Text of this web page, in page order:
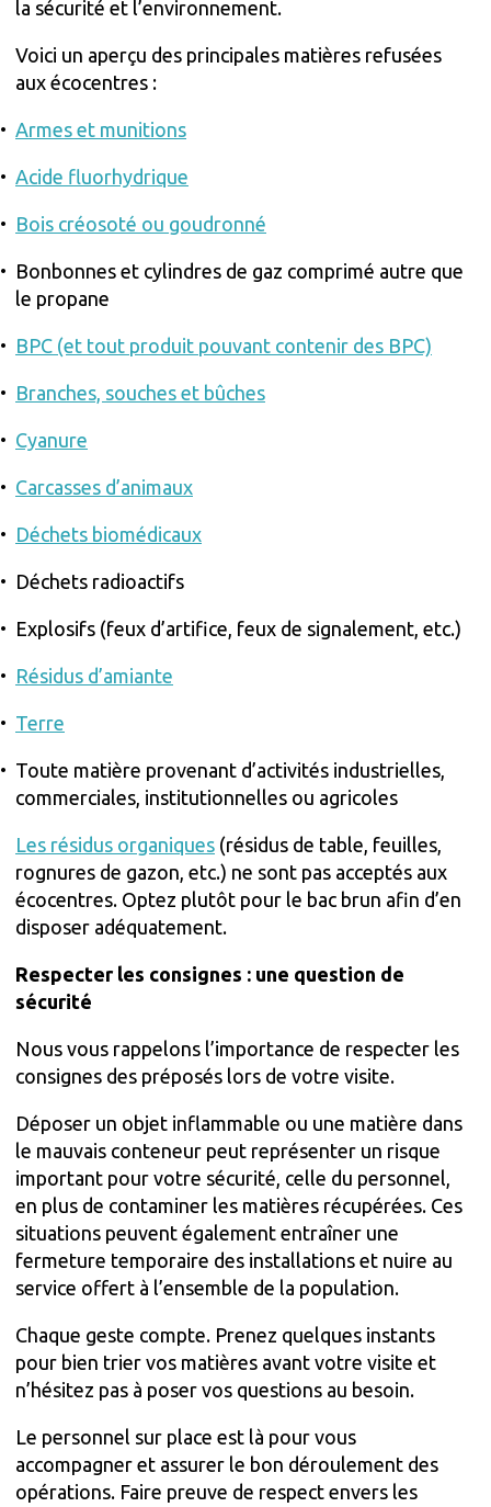
la sécurité et l’environnement.
Voici un aperçu des principales matières refusées
aux écocentres :
Armes et munitions
Acide fluorhydrique
Bois créosoté ou goudronné
Bonbonnes et cylindres de gaz comprimé autre que
le propane
BPC (et tout produit pouvant contenir des BPC)
Branches, souches et bûches
Cyanure
Carcasses d’animaux
Déchets biomédicaux
Déchets radioactifs
Explosifs (feux d’artifice, feux de signalement, etc.)
Résidus d’amiante
Terre
Toute matière provenant d’activités industrielles,
commerciales, institutionnelles ou agricoles
Les résidus organiques (résidus de table, feuilles,
rognures de gazon, etc.) ne sont pas acceptés aux
écocentres. Optez plutôt pour le bac brun afin d’en
disposer adéquatement.
Respecter les consignes : une question de
sécurité
Nous vous rappelons l’importance de respecter les
consignes des préposés lors de votre visite.
Déposer un objet inflammable ou une matière dans
le mauvais conteneur peut représenter un risque
important pour votre sécurité, celle du personnel,
en plus de contaminer les matières récupérées. Ces
situations peuvent également entraîner une
fermeture temporaire des installations et nuire au
service offert à l’ensemble de la population.
Chaque geste compte. Prenez quelques instants
pour bien trier vos matières avant votre visite et
n’hésitez pas à poser vos questions au besoin.
Le personnel sur place est là pour vous
accompagner et assurer le bon déroulement des
opérations. Faire preuve de respect envers les